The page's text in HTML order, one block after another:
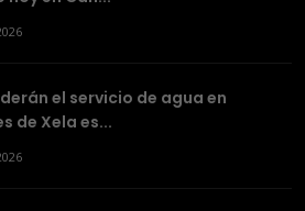
el servicio de agua en
de Xela es...